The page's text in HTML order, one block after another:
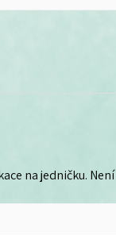
na jedničku.